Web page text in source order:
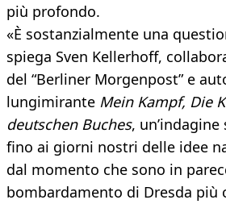
più profondo.
«È sostanzialmente una
spiega Sven Kellerhoff,
del “Berliner Morgenpost” e
lungimirante Mein Kampf, Die
deutschen Buches,
fino ai giorni nostri delle idee
dal momento che sono in
bombardamento di Dresda più